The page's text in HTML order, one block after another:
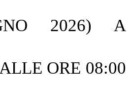
2026) A
ORE 08:00